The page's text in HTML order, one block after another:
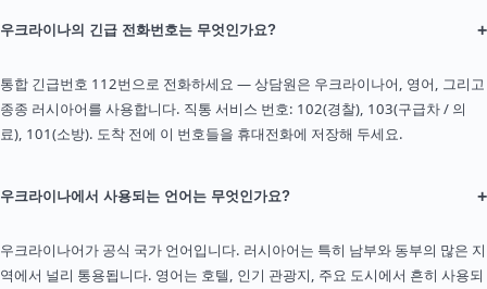
우크라이나의 긴급 전화번호는 무엇인가요? +
통합 긴급번호 112번으로 전화하세요 — 상담원은 우크라이나어, 영어, 그리고
종종 러시아어를 사용합니다. 직통 서비스 번호: 102(경찰), 103(구급차 / 의
료), 101(소방). 도착 전에 이 번호들을 휴대전화에 저장해 두세요.
우크라이나에서 사용되는 언어는 무엇인가요? +
우크라이나어가 공식 국가 언어입니다. 러시아어는 특히 남부와 동부의 많은 지
역에서 널리 통용됩니다. 영어는 호텔, 인기 관광지, 주요 도시에서 흔히 사용되